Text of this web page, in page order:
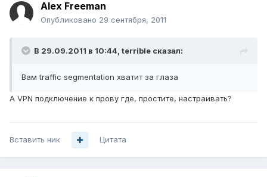
Alex Freeman
Опубликовано 29 сентября, 2011
В 29.09.2011 в 10:44, terrible сказал:
Вам traffic segmentation хватит за глаза
А VPN подключение к прову где, простите, настраивать?
Вставить ник Цитата